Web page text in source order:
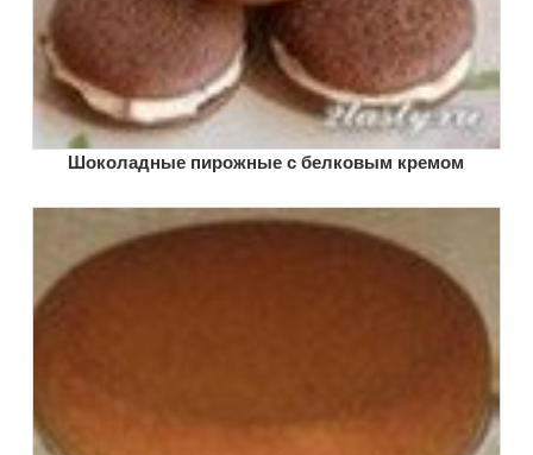
Шоколадные пирожные с белковым кремом